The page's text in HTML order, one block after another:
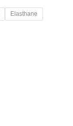
Elasthane